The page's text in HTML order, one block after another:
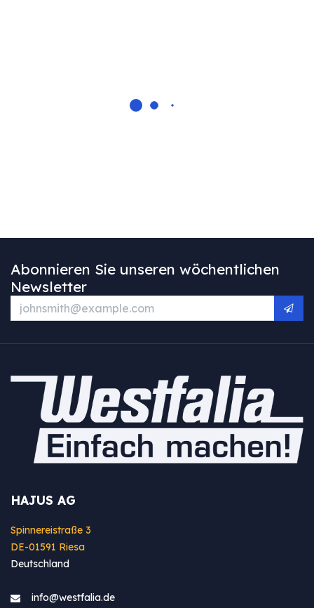
Abonnieren Sie unseren wöchentlichen
Newsletter
HAJUS AG
Spinnereistraße 3
DE-01591 Riesa
Deutschland
info@westfa​lia.de